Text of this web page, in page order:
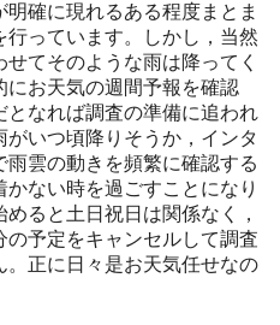
確に現れるある程度まとま
っています。しかし，当然
てそのような雨は降ってく
にお天気の週間予報を確認
となれば調査の準備に追われ
いつ頃降りそうか，インタ
雲の動きを頻繁に確認する
ない時を過ごすことになり
ると土日祝日は関係なく，
の予定をキャンセルして調査
正に日々是お天気任せなの